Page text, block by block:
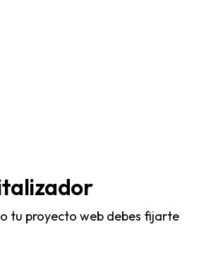
tu proyecto web debes fijarte